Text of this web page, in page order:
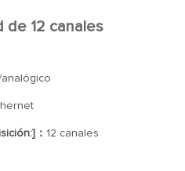
de 12 canales
analógico
： 12 canales